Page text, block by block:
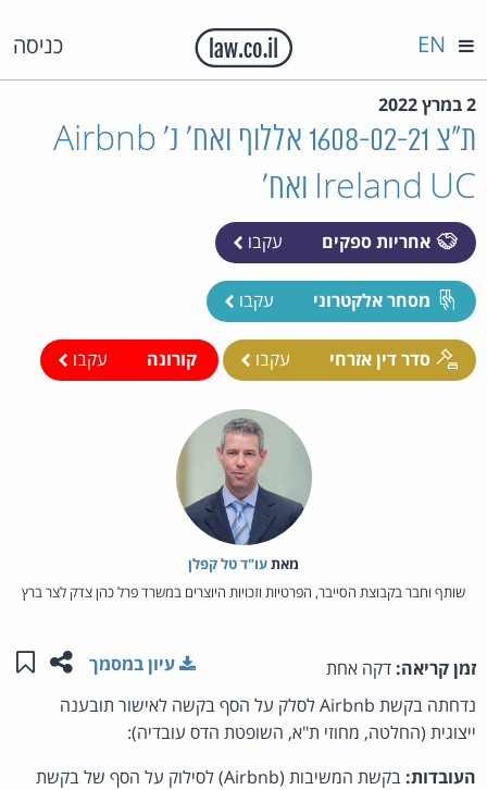
כניסה EN
2 במרץ 2022
ת"צ 1608-02-21 אללוף ואח' נ' Airbnb
Ireland UC ואח'
אחריות ספקים עקבו
מסחר אלקטרוני עקבו
סדר דין אזרחי עקבו קורונה עקבו
מאת‏עו"ד טל קפלן
שותף וחבר בקבוצת הסייבר, הפרטיות וזכויות היוצרים במשרד פרל כהן צדק לצר ברץ
זמן קריאה: דקה אחת שתפו
עיון במסמך
נדחתה בקשת Airbnb לסלק על הסף בקשה לאישור תובענה
ייצוגית (החלטה, מחוזי ת"א, השופטת הדס עובדיה):
העובדות:
בקשת המשיבות (Airbnb) לסילוק על הסף של בקשת